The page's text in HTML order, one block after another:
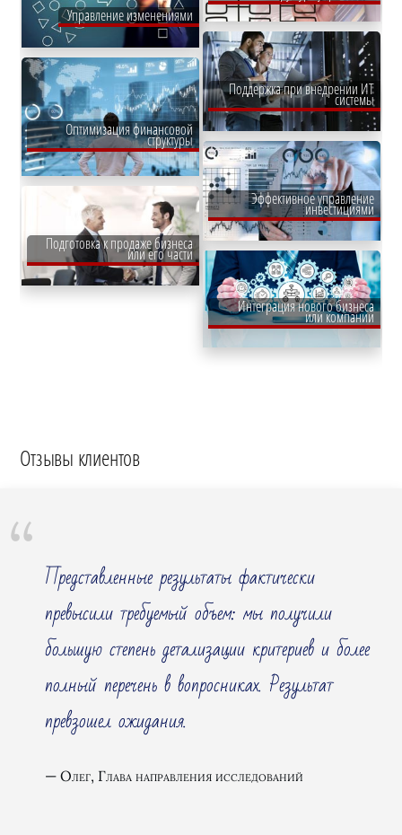
Управление изменениями
Поддержка при внедрении ИТ
системы
Оптимизация финансовой
структуры
Эффективное управление
инвестициями
Подготовка к продаже бизнеса
или его части
Интеграция нового бизнеса
или компании
Отзывы клиентов
Представленные результаты фактически
превысили требуемый объем: мы получили
большую степень детализации критериев и более
полный перечень в вопросниках. Результат
превзошел ожидания.
Олег, Глава направления исследований